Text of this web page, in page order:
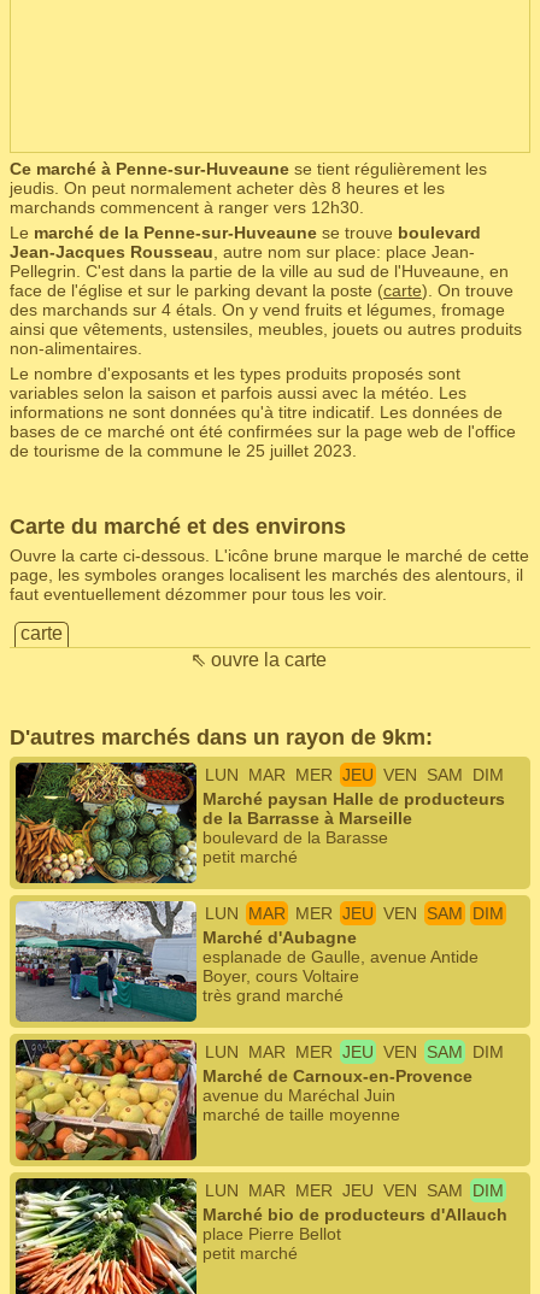
Ce marché à Penne-sur-Huveaune se tient régulièrement les
jeudis. On peut normalement acheter dès 8 heures et les
marchands commencent à ranger vers 12h30.
Le marché de la Penne-sur-Huveaune se trouve boulevard
Jean-Jacques Rousseau , autre nom sur place: place Jean-
Pellegrin. C'est dans la partie de la ville au sud de l'Huveaune, en
face de l'église et sur le parking devant la poste (carte). On trouve
des marchands sur 4 étals. On y vend fruits et légumes, fromage
ainsi que vêtements, ustensiles, meubles, jouets ou autres produits
non-alimentaires.
Le nombre d'exposants et les types produits proposés sont
variables selon la saison et parfois aussi avec la météo. Les
informations ne sont données qu'à titre indicatif. Les données de
bases de ce marché ont été confirmées sur la page web de l'office
de tourisme de la commune le 25 juillet 2023.
Carte du marché et des environs
Ouvre la carte ci-dessous. L'icône brune marque le marché de cette
page, les symboles oranges localisent les marchés des alentours, il
faut eventuellement dézommer pour tous les voir.
carte
⇖ ouvre la carte
D'autres marchés dans un rayon de 9km:
LUN MAR MER JEU VEN SAM
DIM
Marché paysan Halle de producteurs
de la Barrasse à Marseille
boulevard de la Barasse
petit marché
LUN MAR MER JEU VEN SAM
DIM
Marché d'Aubagne
esplanade de Gaulle, avenue Antide
Boyer, cours Voltaire
très grand marché
LUN MAR MER JEU VEN SAM
DIM
Marché de Carnoux-en-Provence
avenue du Maréchal Juin
marché de taille moyenne
LUN MAR MER JEU VEN SAM
DIM
Marché bio de producteurs d'Allauch
place Pierre Bellot
petit marché